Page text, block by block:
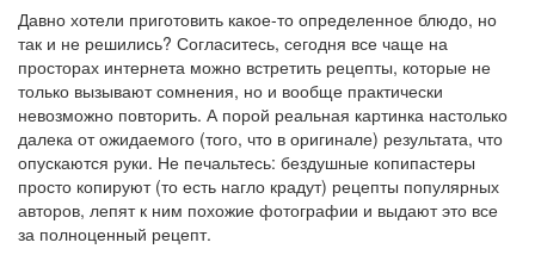
Давно хотели приготовить какое-то определенное блюдо, но
так и не решились? Согласитесь, сегодня все чаще на
просторах интернета можно встретить рецепты, которые не
только вызывают сомнения, но и вообще практически
невозможно повторить. А порой реальная картинка настолько
далека от ожидаемого (того, что в оригинале) результата, что
опускаются руки. Не печальтесь: бездушные копипастеры
просто копируют (то есть нагло крадут) рецепты популярных
авторов, лепят к ним похожие фотографии и выдают это все
за полноценный рецепт.